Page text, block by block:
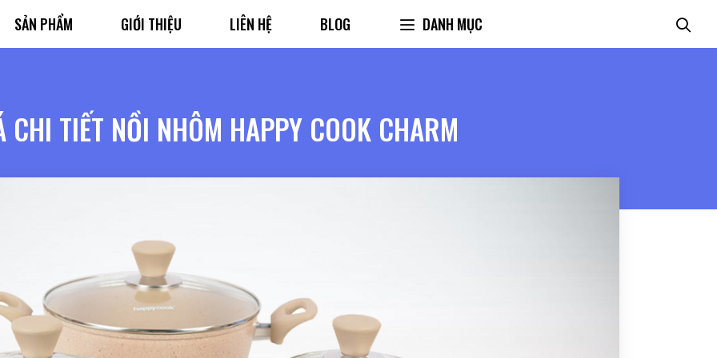
SẢN PHẨM GIỚI THIỆU LIÊN HỆ BLOG DANH MỤC
TIẾT NỒI NHÔM HAPPY COOK CHARM